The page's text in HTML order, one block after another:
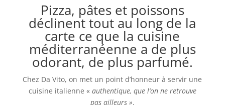
Pizza, pâtes et poissons
déclinent tout au long de la
carte ce que la cuisine
méditerranéenne a de plus
odorant, de plus parfumé.
Chez Da Vito, on met un point d’honneur à servir une
cuisine italienne « authentique, que l’on ne retrouve
pas ailleurs ».